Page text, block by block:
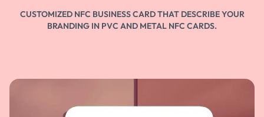
CUSTOMIZED NFC BUSINESS CARD THAT DESCRIBE YOUR
BRANDING IN PVC AND METAL NFC CARDS.